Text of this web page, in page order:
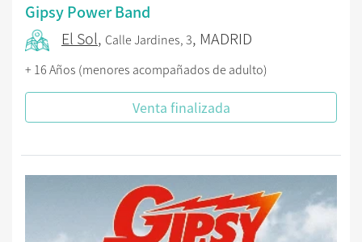
Gipsy Power Band
El Sol, Calle Jardines, 3, MADRID
+ 16 Años (menores acompañados de adulto)
Venta finalizada